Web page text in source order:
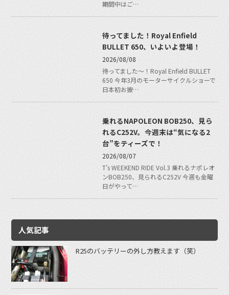
期間中はご…
待ってました！Royal Enfield
BULLET 650、いよいよ登場！
2026/08/08
待ってました〜！Royal Enfield BULLET
650 今年3月のモーターサイクルショーで
日本初お披…
乗れるNAPOLEON BOB250、見ら
れるC252V。今週末は“気になる2
台”をティーズで！
2026/08/07
T's WEEKEND RIDE Vol.3 乗れるナポレオ
ンBOB250、見られるC252V 今週も金曜
日がやって…
人気記事
R25のバッテリーの外し方教えます（笑）